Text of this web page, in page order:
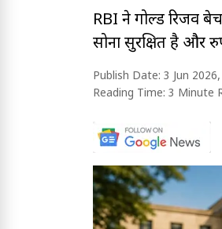
RBI ने गोल्ड रिजर्व
सोना सुरक्षित है और
Publish Date: 3 Jun
Reading Time: 3 Minute